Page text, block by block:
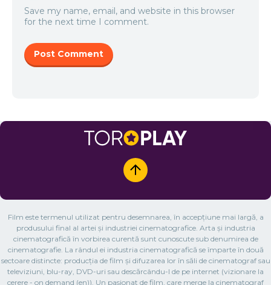
Save my name, email, and website in this browser
for the next time I comment.
Film este termenul utilizat pentru desemnarea, în accepțiune mai largă, a
produsului final al artei și industriei cinematografice. Arta și industria
cinematografică în vorbirea curentă sunt cunoscute sub denumirea de
cinematografie. La rândul ei industria cinematografică se împarte în două
sectoare distincte: producția de film și difuzarea lor în săli de cinematograf sau
televiziuni, blu-ray, DVD-uri sau descărcându-l de pe internet (vizionare la
cerere - on demand (en)). Un pasionat de film, care merge la cinematograf